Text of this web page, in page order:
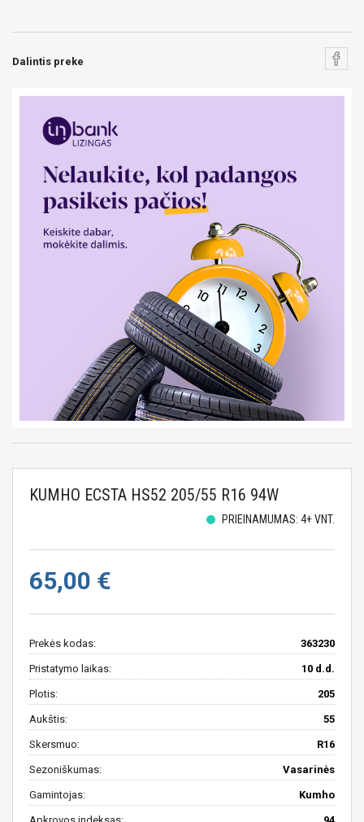
Dalintis preke
KUMHO ECSTA HS52 205/55 R16 94W
PRIEINAMUMAS: 4+ VNT.
65,00 €
Prekės kodas: 363230
Pristatymo laikas: 10 d.d.
Plotis: 205
Aukštis: 55
Skersmuo: R16
Sezoniškumas: Vasarinės
Gamintojas: Kumho